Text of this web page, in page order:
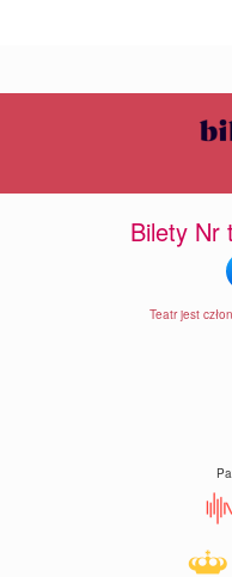
Bilety Nr
Teatr jest